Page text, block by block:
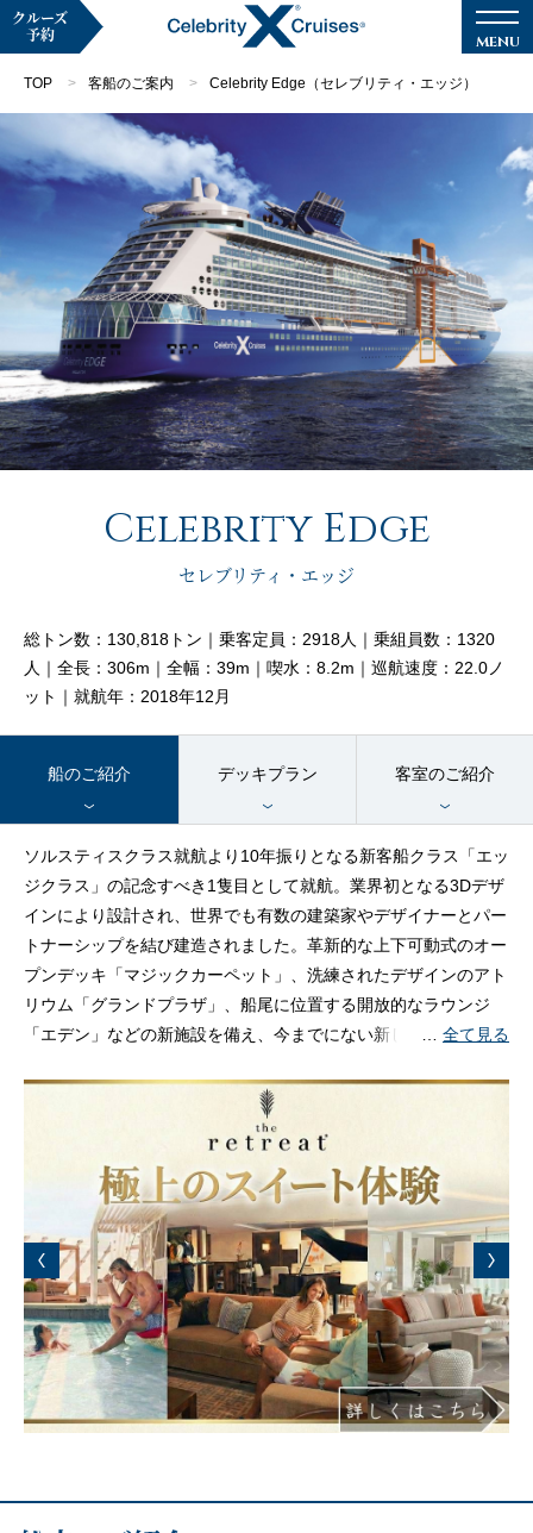
メルマガ登録
クルーズ検索
キャンペーン・特集
クルーズの楽しみ方
寄港地ガイド
ご予約後の流れ
よくあるご質問
セレブリティクルーズの世
界
クルーズ
予約
TOP 客船のご案内 Celebrity Edge（セレブリティ・エッジ）
Celebrity Edge
セレブリティ・エッジ
総トン数：130,818トン｜乗客定員：2918人｜乗組員数：1320
人｜全長：306m｜全幅：39m｜喫水：8.2m｜巡航速度：22.0ノ
ット｜就航年：2018年12月
船のご紹介 デッキプラン 客室のご紹介
ソルスティスクラス就航より10年振りとなる新客船クラス「エッ
ジクラス」の記念すべき1隻目として就航。業界初となる3Dデザ
インにより設計され、世界でも有数の建築家やデザイナーとパー
トナーシップを結び建造されました。革新的な上下可動式のオー
プンデッキ「マジックカーペット」、洗練されたデザインのアト
リウム「グランドプラザ」、船尾に位置する開放的なラウンジ
「エデン」などの新施設を備え、今までにない新しいコンセプト
全て見る